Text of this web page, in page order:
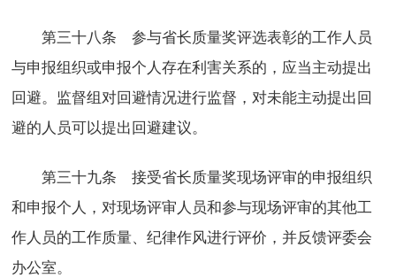
第三十八条 参与省长质量奖评选表彰的工作人员
与申报组织或申报个人存在利害关系的，应当主动提出
回避。监督组对回避情况进行监督，对未能主动提出回
避的人员可以提出回避建议。
第三十九条 接受省长质量奖现场评审的申报组织
和申报个人，对现场评审人员和参与现场评审的其他工
作人员的工作质量、纪律作风进行评价，并反馈评委会
办公室。